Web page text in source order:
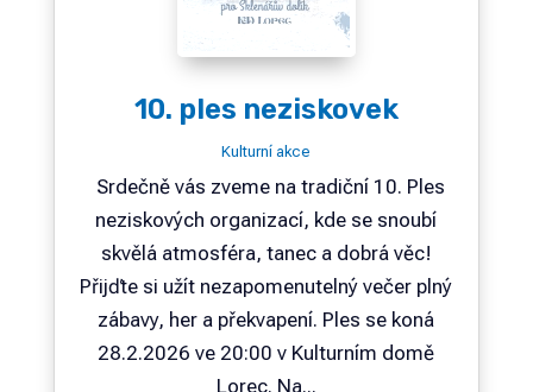
10. ples neziskovek
Kulturní akce
Srdečně vás zveme na tradiční 10. Ples
neziskových organizací, kde se snoubí
skvělá atmosféra, tanec a dobrá věc!
Přijďte si užít nezapomenutelný večer plný
zábavy, her a překvapení. Ples se koná
28.2.2026 ve 20:00 v Kulturním domě
Lorec. Na...